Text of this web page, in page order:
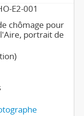
E2-001
chômage pour
portrait de